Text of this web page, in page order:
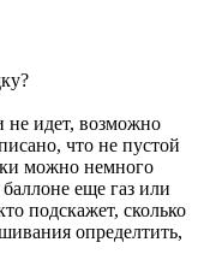
не идет, возможно
что не пустой
можно немного
еще газ или
подскажет, сколько
определтить,